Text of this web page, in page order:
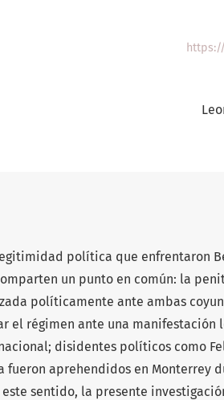
política que enfrentaron
un punto en común: la
políticamente ante ambas
el régimen ante una manifestación
disidentes políticos como
fueron aprehendidos en Monterrey
este sentido, la presente